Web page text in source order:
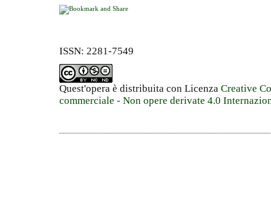
ISSN: 2281-7549
Quest'opera è distribuita con Licenza Creative
commerciale - Non opere derivate 4.0